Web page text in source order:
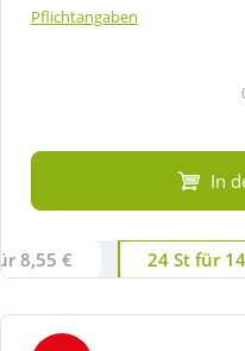
Pflichtangaben
In
8,55 € 24 St für